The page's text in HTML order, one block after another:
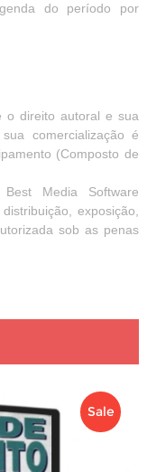
do período por
o direito autoral e sua
comercialização é
(Composto de
Media Software
exposição,
sob as penas
Sale